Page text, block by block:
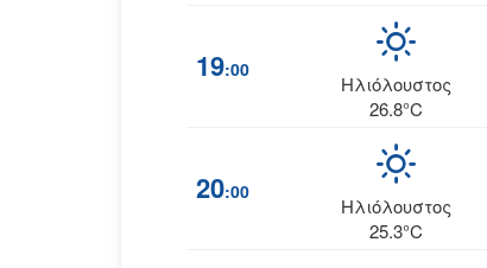
19:00
Ηλιόλουστος
26.8°C
20:00
Ηλιόλουστος
25.3°C